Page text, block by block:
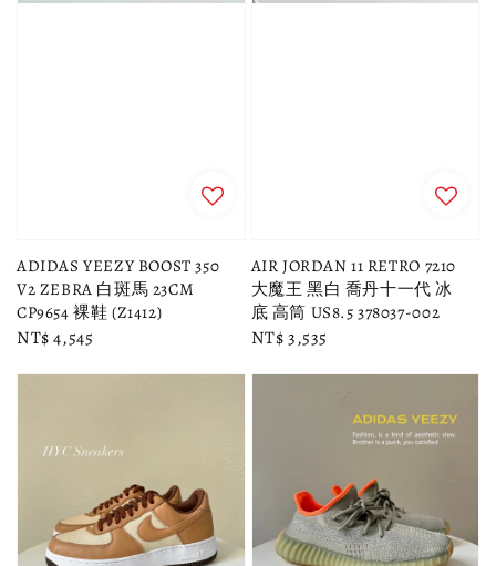
ADIDAS YEEZY BOOST 350
V2 ZEBRA 白斑馬 23CM
CP9654 裸鞋 (Z1412)
Regular
NT$ 4,545
AIR JORDAN 11 RETRO 7210
大魔王 黑白 喬丹十一代 冰
底 高筒 US8.5 378037-002
Regular
NT$ 3,535